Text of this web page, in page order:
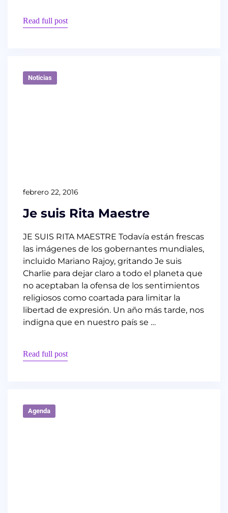
Read full post
Noticias
febrero 22, 2016
Je suis Rita Maestre
JE SUIS RITA MAESTRE Todavía están frescas
las imágenes de los gobernantes mundiales,
incluido Mariano Rajoy, gritando Je suis
Charlie para dejar claro a todo el planeta que
no aceptaban la ofensa de los sentimientos
religiosos como coartada para limitar la
libertad de expresión. Un año más tarde, nos
indigna que en nuestro país se …
Read full post
Agenda